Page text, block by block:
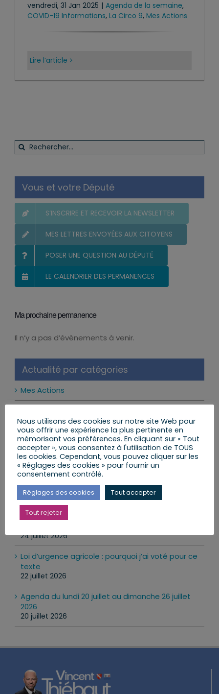
vendredi, 31 Jan 2025 | Agenda de la semaine,
COVID-19 Informations, La Circo 9, Mes Actions
Lire l’article
Rechercher:
Vous et votre Député
S’INSCRIRE ET RECEVOIR LA NEWSLETTER
MES LETTRES ENVOYÉES AUX CITOYENS
POSER UNE QUESTION AU DÉPUTÉ
LE CALENDRIER DES PERMANENCES
Ma prochaine permanence
Notice
Il n’y a pas d’évènements à venir.
Actualité par catégories
Mes Actions
Mon Agenda
Mes Lettres aux Citoyens
Mes dernières publications
Les réseaux sociaux interdits aux moins de 15 ans
24 juillet 2026
Loi d’urgence agricole : pourquoi j’ai voté pour ce
texte
22 juillet 2026
Agenda du lundi 20 juillet au dimanche 26 juillet
2026
20 juillet 2026
Nous utilisons des cookies sur notre site Web pour
vous offrir une expérience la plus pertinente en
mémorisant vos préférences. En cliquant sur « Tout
accepter », vous consentez à l'utilisation de TOUS
les cookies. Cependant, vous pouvez cliquer sur les
« Réglages des cookies » pour fournir un
consentement contrôlé.
Réglages des cookies Tout accepter
Tout rejeter